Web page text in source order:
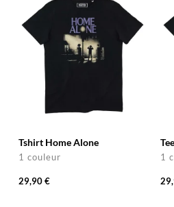
Tshirt Home Alone
1 couleur
29,90 €
1